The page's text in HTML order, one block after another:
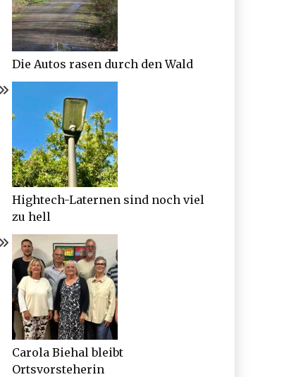
Die Autos rasen durch den Wald
Hightech-Laternen sind noch viel
zu hell
Carola Biehal bleibt
Ortsvorsteherin